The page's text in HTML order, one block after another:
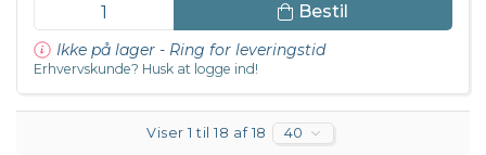
Bestil
Ikke på lager - Ring for leveringstid
Erhvervskunde? Husk at logge ind!
Viser 1 til 18 af 18 40